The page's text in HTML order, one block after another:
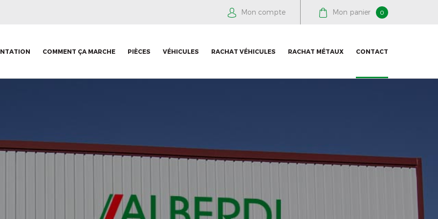
Mon compte Mon panier 0
COMMENT ÇA MARCHE PIÈCES VÉHICULES RACHAT VÉHICULES RACHAT MÉTAUX CONTACT